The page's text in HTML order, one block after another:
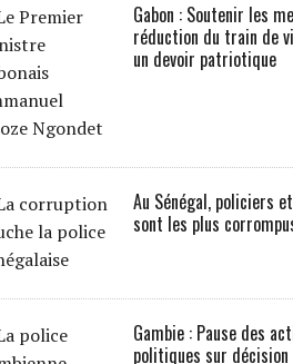
Gabon : Soutenir les
réduction du train de
un devoir patriotique
Au Sénégal, policiers
sont les plus
Gambie : Pause des
politiques sur